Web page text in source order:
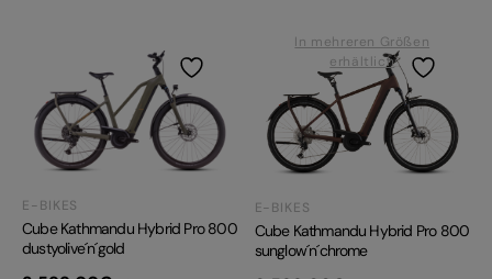
E-BIKES
Cube Kathmandu Hybrid Pro 800
dustyolive´n´gold
In mehreren Größen
erhältlich
E-BIKES
Cube Kathmandu Hybrid Pro 800
sunglow´n´chrome